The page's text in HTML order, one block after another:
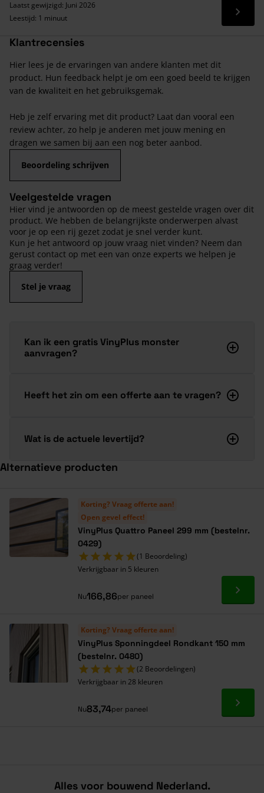
Laatst gewijzigd: Juni 2026
Leestijd: 1 minuut
Lees
Klantrecensies
Hier lees je de ervaringen van andere klanten met dit
product. Hun feedback helpt je om een goed beeld te krijgen
van de kwaliteit en het gebruiksgemak.
Heb je zelf ervaring met dit product? Laat dan vooral een
review achter, zo help je anderen met jouw mening en
dragen we samen bij aan een nog beter aanbod.
Beoordeling schrijven
Veelgestelde vragen
Hier vind je antwoorden op de meest gestelde vragen over dit
product. We hebben de belangrijkste onderwerpen alvast
voor je op een rij gezet zodat je snel verder kunt.
Kun je het antwoord op jouw vraag niet vinden? Neem dan
gerust contact op met een van onze experts we helpen je
graag verder!
Stel je vraag
Kan ik een gratis VinyPlus monster
aanvragen?
Heeft het zin om een offerte aan te vragen?
Wat is de actuele levertijd?
Alternatieve producten
Korting? Vraag offerte aan!
Open gevel effect!
VinyPlus Quattro Paneel 299 mm (bestelnr.
0429)
(1 Beoordeling)
Verkrijgbaar in 5 kleuren
Nu166,86per paneel Ga
Korting? Vraag offerte aan!
VinyPlus Sponningdeel Rondkant 150 mm
(bestelnr. 0480)
(2 Beoordelingen)
Verkrijgbaar in 28 kleuren
Nu83,74per paneel Ga
Alles voor bouwend Nederland.